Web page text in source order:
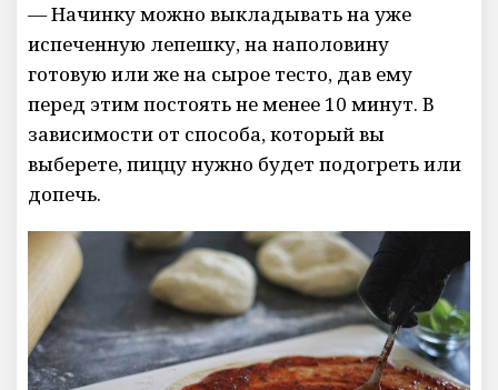
— Начинку можно выкладывать на уже
испеченную лепешку, на наполовину
готовую или же на сырое тесто, дав ему
перед этим постоять не менее 10 минут. В
зависимости от способа, который вы
выберете, пиццу нужно будет подогреть или
допечь.